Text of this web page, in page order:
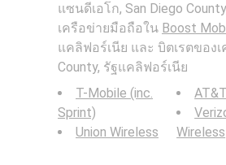
แซนดีเอโก, San Diego
เครือข่ายมือถือใน Boost
แคลิฟอร์เนีย และ บิตเรตของเ
County, รัฐแคลิฟอร์เนีย
T-Mobile (inc.
Sprint)
Union Wireless
Wireless